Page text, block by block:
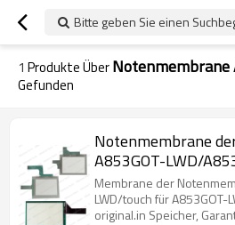
Bitte geben Sie einen
1 Produkte ÜberNotenmembrane
Gefunden
Notenmembrane
A853GOT-LWD/
Membrane der
LWD/touch für A853GOT-
original.in Speicher,